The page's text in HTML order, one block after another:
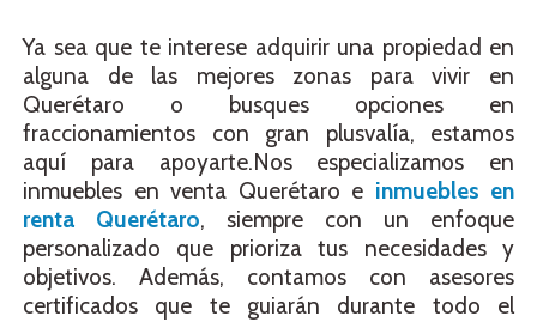
Ya sea que te interese adquirir una propiedad en
alguna de las mejores zonas para vivir en
Querétaro o busques opciones en
fraccionamientos con gran plusvalía, estamos
aquí para apoyarte.Nos especializamos en
inmuebles en venta Querétaro e inmuebles en
renta Querétaro, siempre con un enfoque
personalizado que prioriza tus necesidades y
objetivos. Además, contamos con asesores
certificados que te guiarán durante todo el